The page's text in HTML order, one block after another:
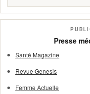
Presse
Santé Magazine
Revue Genesis
Femme Actuelle